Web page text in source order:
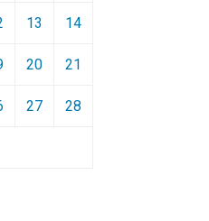
13 14
20 21
27 28